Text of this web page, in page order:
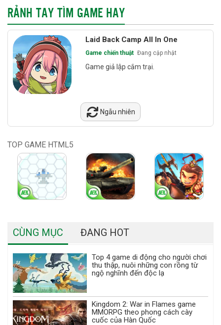
RẢNH TAY TÌM GAME HAY
Laid Back Camp All In One
Game chiến thuật Đang cập nhật
Game giả lập cắm trại.
Ngẫu nhiên
TOP GAME HTML5
CÙNG MỤC ĐANG HOT
Top 4 game di động cho người chơi
thu thập, nuôi những con rồng từ
ngộ nghĩnh đến độc lạ
Kingdom 2: War in Flames game
MMORPG theo phong cách cày
cuốc của Hàn Quốc